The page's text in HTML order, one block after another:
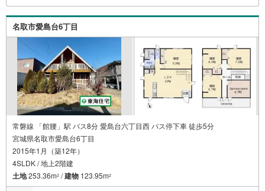
名取市愛島台6丁目
常磐線 「館腰」駅 バス8分 愛島台六丁目西 バス停下車 徒歩5分
宮城県名取市愛島台6丁目
2015年1月（築12年）
4SLDK / 地上2階建
土地253.36m2 /建物 123.95m2